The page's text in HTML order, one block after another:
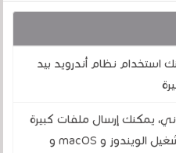
استخدام نظام أندرويد بيد
يمكنك إرسال ملفات كبيرة
الحجم بدون قيود بين أنظمة التشغيل الويندوز و macOS و